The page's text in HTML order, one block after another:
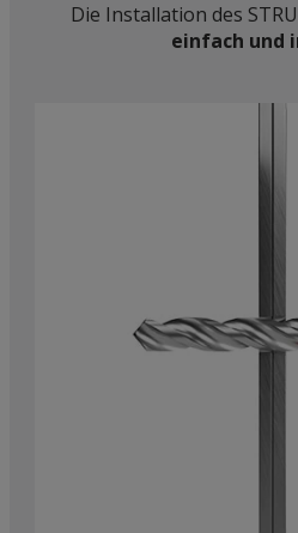
Die Installation des
einfach und